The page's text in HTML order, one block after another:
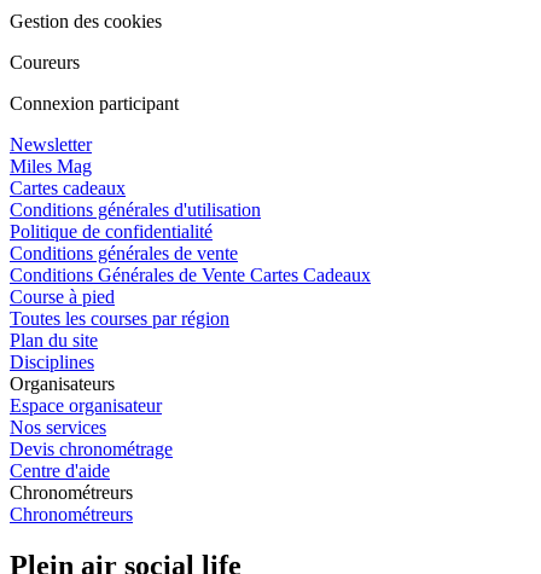
Gestion des cookies
Coureurs
Connexion participant
Newsletter
Miles Mag
Cartes cadeaux
Conditions générales d'utilisation
Politique de confidentialité
Conditions générales de vente
Conditions Générales de Vente Cartes Cadeaux
Course à pied
Toutes les courses par région
Plan du site
Disciplines
Organisateurs
Espace organisateur
Nos services
Devis chronométrage
Centre d'aide
Chronométreurs
Chronométreurs
Plein air social life